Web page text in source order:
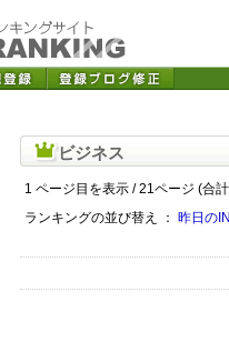
ビジネス
1 ページ目を表示 / 21ページ (合
ランキングの並び替え ： 昨日の